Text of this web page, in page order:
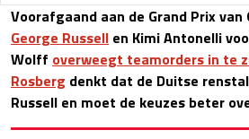
Voorafgaand aan de Grand Prix
George Russell en Kimi Antonelli
Wolff overweegt teamorders in te
Rosberg denkt dat de Duitse
Russell en moet de keuzes beter